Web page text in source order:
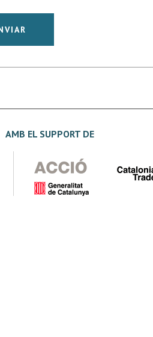
AMB EL SUPPORT DE